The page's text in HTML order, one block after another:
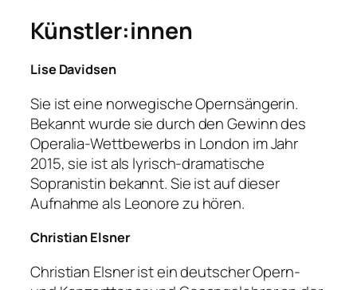
Künstler:innen
Lise Davidsen
Sie ist eine norwegische Opernsängerin.
Bekannt wurde sie durch den Gewinn des
Operalia-Wettbewerbs in London im Jahr
2015, sie ist als lyrisch-dramatische
Sopranistin bekannt. Sie ist auf dieser
Aufnahme als Leonore zu hören.
Christian Elsner
Christian Elsner ist ein deutscher Opern-